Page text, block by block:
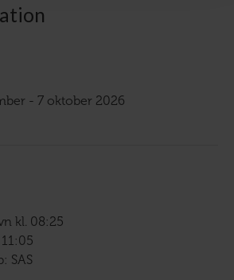
- 7 oktober 2026
kl. 08:25
SAS